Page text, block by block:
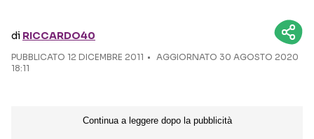
di RICCARDO40
PUBBLICATO 12 DICEMBRE 2011
AGGIORNATO 30 AGOSTO 2020
18:11